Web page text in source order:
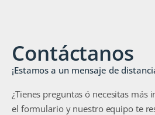
Contáctanos
¡Estamos a un mensaje de
¿Tienes preguntas ó necesitas más
el formulario y nuestro equipo te